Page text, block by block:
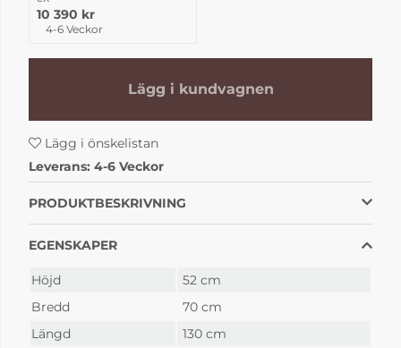
10 390 kr
4-6 Veckor
Lägg i kundvagnen
Lägg i önskelistan
Leverans: 4-6 Veckor
PRODUKTBESKRIVNING
EGENSKAPER
Höjd
52 cm
Bredd
70 cm
Längd
130 cm